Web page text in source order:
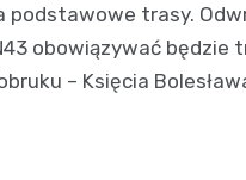
podstawowe trasy.
obowiązywać będzie
– Księcia